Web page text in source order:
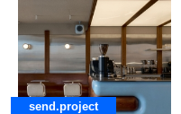
send.project